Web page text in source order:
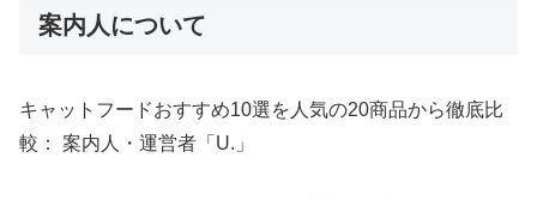
案内人について
キャットフードおすすめ10選を人気の20商品から徹底比
較： 案内人・運営者「U.」